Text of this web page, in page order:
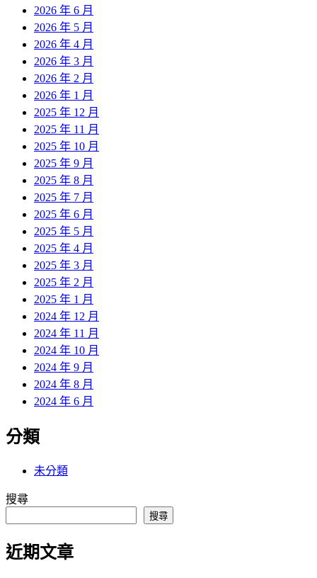
2026 年 6 月
2026 年 5 月
2026 年 4 月
2026 年 3 月
2026 年 2 月
2026 年 1 月
2025 年 12 月
2025 年 11 月
2025 年 10 月
2025 年 9 月
2025 年 8 月
2025 年 7 月
2025 年 6 月
2025 年 5 月
2025 年 4 月
2025 年 3 月
2025 年 2 月
2025 年 1 月
2024 年 12 月
2024 年 11 月
2024 年 10 月
2024 年 9 月
2024 年 8 月
2024 年 6 月
分類
未分類
搜尋
搜尋
近期文章